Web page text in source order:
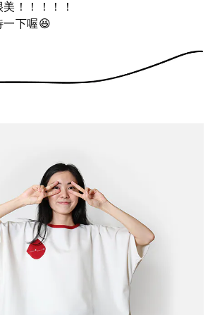
！！！！！
一下喔😆